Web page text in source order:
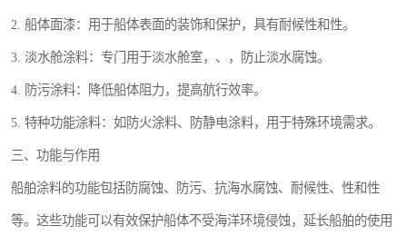
2. 船体面漆：用于船体表面的装饰和保护，具有耐候性和性。
3. 淡水舱涂料：专门用于淡水舱室，、，防止淡水腐蚀。
4. 防污涂料：降低船体阻力，提高航行效率。
5. 特种功能涂料：如防火涂料、防静电涂料，用于特殊环境需求。
三、功能与作用
船舶涂料的功能包括防腐蚀、防污、抗海水腐蚀、耐候性、性和性
等。这些功能可以有效保护船体不受海洋环境侵蚀，延长船舶的使用